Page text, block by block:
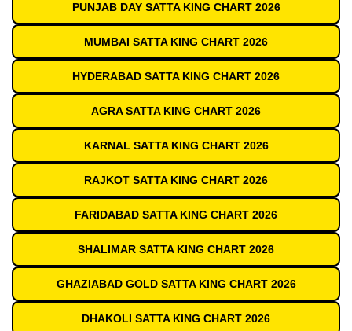
PUNJAB DAY SATTA KING CHART 2026
MUMBAI SATTA KING CHART 2026
HYDERABAD SATTA KING CHART 2026
AGRA SATTA KING CHART 2026
KARNAL SATTA KING CHART 2026
RAJKOT SATTA KING CHART 2026
FARIDABAD SATTA KING CHART 2026
SHALIMAR SATTA KING CHART 2026
GHAZIABAD GOLD SATTA KING CHART 2026
DHAKOLI SATTA KING CHART 2026